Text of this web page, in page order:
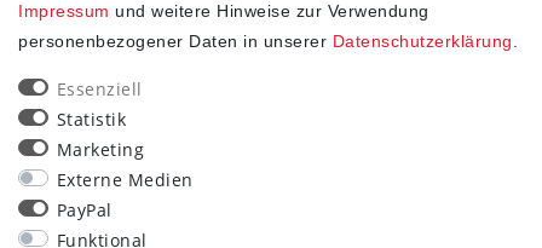
SHOP
Impressum
Daten­schutz­erklärung
AGB
Widerrufs­recht
Impressum und weitere Hinweise zur Verwendung
personenbezogener Daten in unserer Daten­schutz­erklärung
Essenziell
Statistik
Marketing
Externe Medien
PayPal
Funktional